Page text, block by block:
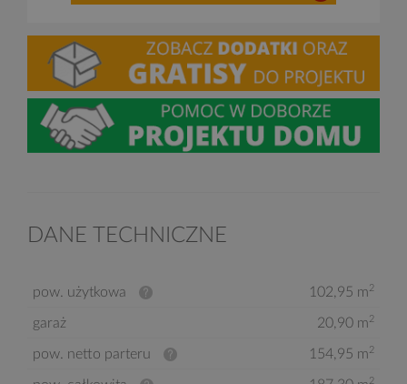
DANE TECHNICZNE
pow. użytkowa 102,95 m2
garaż 20,90 m2
pow. netto parteru 154,95 m2
2